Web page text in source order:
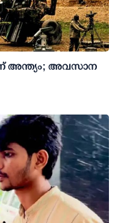
അന്ത്യം; അവസാന